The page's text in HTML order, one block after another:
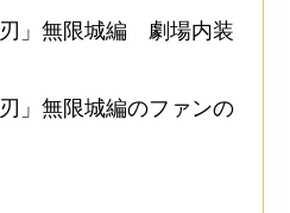
」無限城編 劇場内装
」無限城編のファンの